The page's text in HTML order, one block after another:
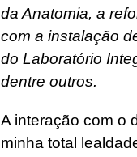
da Anatomia, a
com a instalação
do Laboratório
dentre outros.
A interação com o
minha total